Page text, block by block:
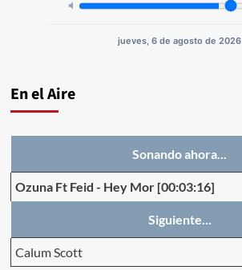
jueves, 6 de agosto de 2026
En el Aire
Sonando ahora...
Ozuna Ft Feid - Hey Mor [00:03:16]
Siguiente...
Calum Scott